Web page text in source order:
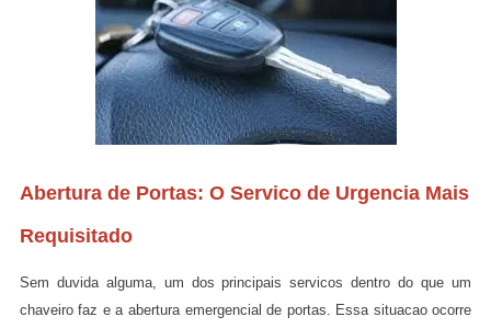
Abertura de Portas: O Servico de Urgencia Mais
Requisitado
Sem duvida alguma, um dos principais servicos dentro do que um
chaveiro faz e a abertura emergencial de portas. Essa situacao ocorre